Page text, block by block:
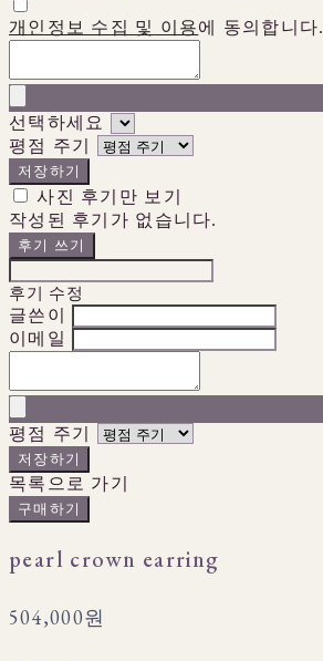
개인정보 수집 및 이용에 동의합니다.
선택하세요
평점 주기
저장하기
사진 후기만 보기
작성된 후기가 없습니다.
후기 쓰기
후기 수정
글쓴이
이메일
평점 주기
저장하기
목록으로 가기
구매하기
pearl crown earring
504,000원